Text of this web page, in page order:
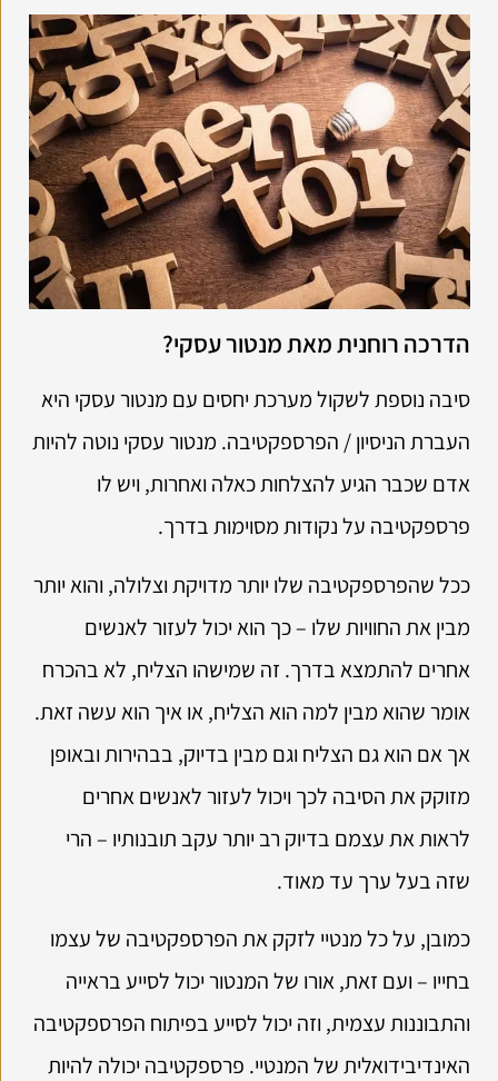
הדרכה רוחנית מאת מנטור עסקי?
סיבה נוספת לשקול מערכת יחסים עם מנטור עסקי היא
העברת הניסיון / הפרספקטיבה. מנטור עסקי נוטה להיות
אדם שכבר הגיע להצלחות כאלה ואחרות, ויש לו
פרספקטיבה על נקודות מסוימות בדרך.
ככל שהפרספקטיבה שלו יותר מדויקת וצלולה, והוא יותר
מבין את החוויות שלו – כך הוא יכול לעזור לאנשים
אחרים להתמצא בדרך. זה שמישהו הצליח, לא בהכרח
אומר שהוא מבין למה הוא הצליח, או איך הוא עשה זאת.
אך אם הוא גם הצליח וגם מבין בדיוק, בבהירות ובאופן
מזוקק את הסיבה לכך ויכול לעזור לאנשים אחרים
לראות את עצמם בדיוק רב יותר עקב תובנותיו – הרי
שזה בעל ערך עד מאוד.
כמובן, על כל מנטיי לזקק את הפרספקטיבה של עצמו
בחייו – ועם זאת, אורו של המנטור יכול לסייע בראייה
והתבוננות עצמית, וזה יכול לסייע בפיתוח הפרספקטיבה
האינדיבידואלית של המנטיי. פרספקטיבה יכולה להיות